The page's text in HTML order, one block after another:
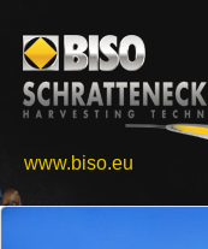
www.biso.eu